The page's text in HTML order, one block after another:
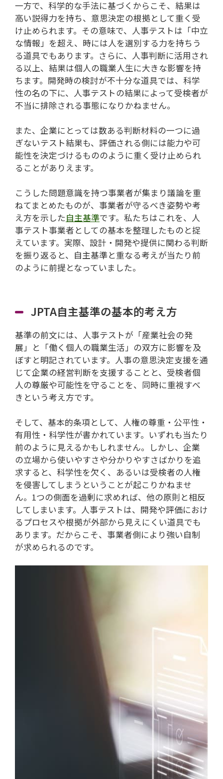
一方で、科学的な手法に基づくからこそ、結果は
高い説得力を持ち、意思決定の根拠として重く受
け止められます。その意味で、人事テストは「中立
な情報」を超え、時には人を選別する力を持ちう
る道具でもあります。さらに、人事判断に活用され
る以上、結果は個人の職業人生に大きな影響を持
ちます。開発時の検討が不十分な道具では、科学
性の名の下に、人事テストの結果によって受検者が
不当に排除される事態になりかねません。
また、企業にとっては数ある判断材料の一つに過
ぎないテスト結果も、評価される側には能力や可
能性を決定づけるもののように重く受け止められ
ることがありえます。
こうした問題意識を持つ事業者が集まり議論を重
ねてまとめたものが、事業者が守るべき姿勢や考
え方を示した自主基準です。私たちはこれを、人
事テスト事業者としての基本を整理したものと捉
えています。実際、設計・開発や提供に関わる判断
を振り返ると、自主基準と重なる考えが当たり前
のように前提となっていました。
JPTA自主基準の基本的考え方
基準の前文には、人事テストが「産業社会の発
展」と「働く個人の職業生活」の双方に影響を及
ぼすと明記されています。人事の意思決定支援を通
じて企業の経営判断を支援することと、受検者個
人の尊厳や可能性を守ることを、同時に重視すべ
きという考え方です。
そして、基本的条項として、人権の尊重・公平性・
有用性・科学性が書かれています。いずれも当たり
前のように見えるかもしれません。しかし、企業
の立場から使いやすさや分かりやすさばかりを追
求すると、科学性を欠く、あるいは受検者の人権
を侵害してしまうということが起こりかねませ
ん。1つの側面を過剰に求めれば、他の原則と相反
してしまいます。人事テストは、開発や評価におけ
るプロセスや根拠が外部から見えにくい道具でも
あります。だからこそ、事業者側により強い自制
が求められるのです。